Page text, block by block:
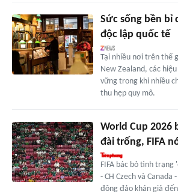
Sức sống bền bỉ
độc lập quốc tế
Tại nhiều nơi trên thế
New Zealand, các
vững trong khi nhiều
thu hẹp quy mô.
World Cup 2026
đài trống, FIFA
FIFA bác bỏ tình trạng
- CH Czech và Canada
đông đảo khán giả